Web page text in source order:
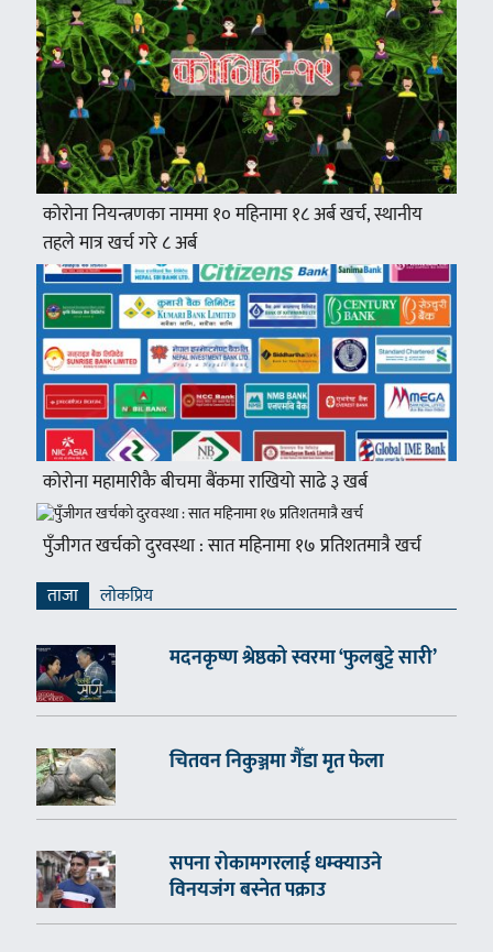
कोरोना नियन्त्रणका नाममा १० महिनामा १८ अर्ब खर्च, स्थानीय
तहले मात्र खर्च गरे ८ अर्ब
कोरोना महामारीकै बीचमा बैंकमा राखियो साढे ३ खर्ब
पुँजीगत खर्चको दुरवस्था : सात महिनामा १७ प्रतिशतमात्रै खर्च
ताजा लाेकप्रिय
मदनकृष्ण श्रेष्ठको स्वरमा ‘फुलबुट्टे सारी’
चितवन निकुञ्जमा गैँडा मृत फेला
सपना रोकामगरलाई धम्क्याउने
विनयजंग बस्नेत पक्राउ